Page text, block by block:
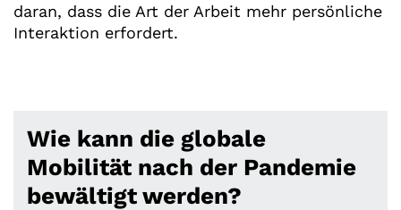
daran, dass die Art der Arbeit mehr persönliche
Interaktion erfordert.
Wie kann die globale
Mobilität nach der Pandemie
bewältigt werden?